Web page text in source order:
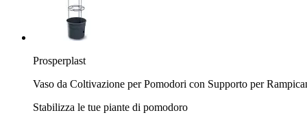
Prosperplast
Vaso da Coltivazione per Pomodori con Supporto per
Stabilizza le tue piante di pomodoro